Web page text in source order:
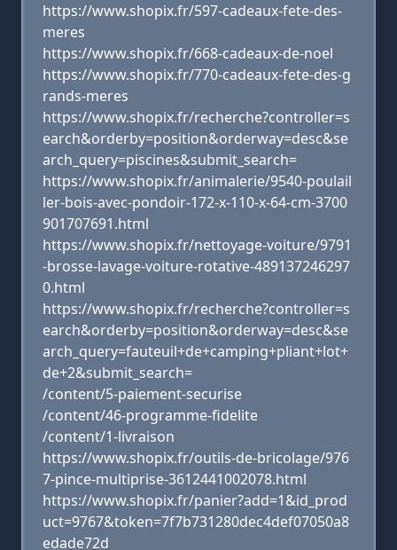
https://www.shopix.fr/597-cadeaux-fete-des-
meres
https://www.shopix.fr/668-cadeaux-de-noel
https://www.shopix.fr/770-cadeaux-fete-des-g
rands-meres
https://www.shopix.fr/recherche?controller=s
earch&orderby=position&orderway=desc&se
arch_query=piscines&submit_search=
https://www.shopix.fr/animalerie/9540-poulail
ler-bois-avec-pondoir-172-x-110-x-64-cm-3700
901707691.html
https://www.shopix.fr/nettoyage-voiture/9791
-brosse-lavage-voiture-rotative-489137246297
0.html
https://www.shopix.fr/recherche?controller=s
earch&orderby=position&orderway=desc&se
arch_query=fauteuil+de+camping+pliant+lot+
de+2&submit_search=
/content/5-paiement-securise
/content/46-programme-fidelite
/content/1-livraison
https://www.shopix.fr/outils-de-bricolage/976
7-pince-multiprise-3612441002078.html
https://www.shopix.fr/panier?add=1&id_prod
uct=9767&token=7f7b731280dec4def07050a8
edade72d